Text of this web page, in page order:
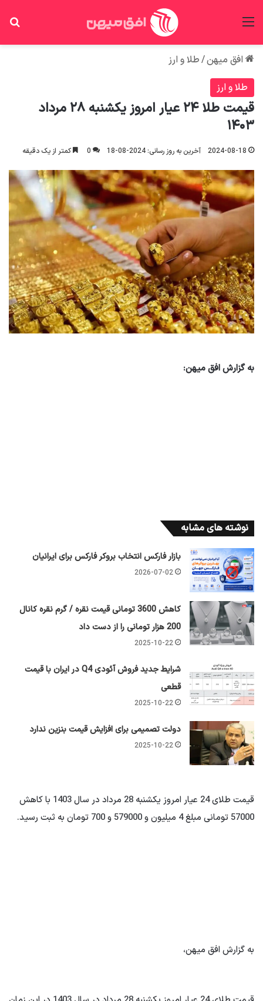
افق میهن/طلا و ارز
طلا و ارز
قیمت طلا ۲۴ عیار امروز یکشنبه ۲۸ مرداد
۱۴۰۳
2024-08-18 آخرین به روز رسانی: 2024-08-18 0 کمتر از یک دقیقه
به گزارش افق میهن:
نوشته های مشابه
بازار فارکس انتخاب بروکر فارکس برای ایرانیان
2026-07-02
کاهش 3600 تومانی قیمت نقره / گرم نقره کانال
200 هزار تومانی را از دست داد
2025-10-22
شرایط جدید فروش آئودی Q4 در ایران با قیمت
قطعی
2025-10-22
دولت تصمیمی برای افزایش قیمت بنزین ندارد
2025-10-22
قیمت طلای 24 عیار امروز یکشنبه 28 مرداد در سال 1403 با کاهش
57000 تومانی مبلغ 4 میلیون و 579000 و 700 تومان به ثبت رسید.
به گزارش افق میهن،